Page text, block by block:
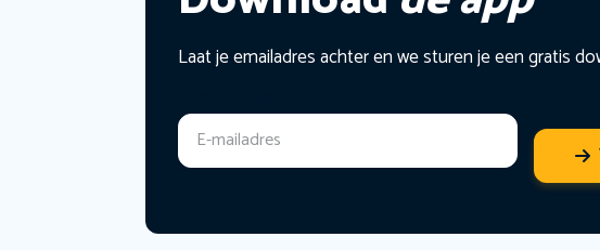
Laat je emailadres achter en we sturen je een gratis